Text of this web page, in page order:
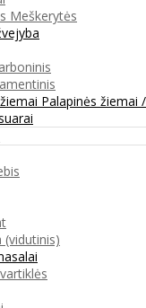
Meškerytės
Palapinės žiemai
(vidutinis)